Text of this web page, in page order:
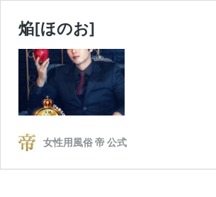
焔[ほのお]
女性用風俗 帝 公式